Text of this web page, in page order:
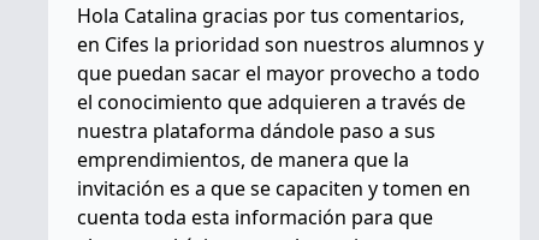
Hola Catalina gracias por tus comentarios,
en Cifes la prioridad son nuestros alumnos y
que puedan sacar el mayor provecho a todo
el conocimiento que adquieren a través de
nuestra plataforma dándole paso a sus
emprendimientos, de manera que la
invitación es a que se capaciten y tomen en
cuenta toda esta información para que